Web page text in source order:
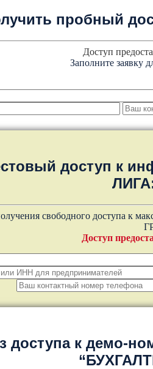
пробный
Доступ
Заполните заявку
доступ к
свободного доступа к
Доступ
доступа к демо-